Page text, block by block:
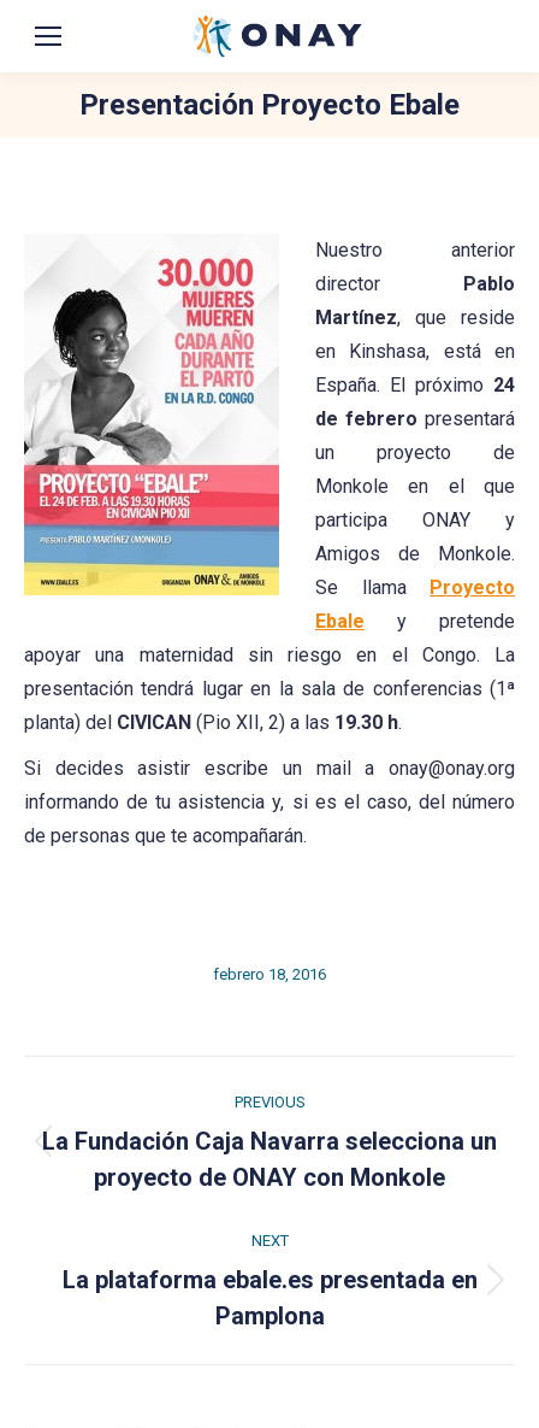
Presentación Proyecto Ebale
Nuestro anterior
director Pablo
Martínez, que reside
en Kinshasa, está en
España. El próximo 24
de febrero presentará
un proyecto de
Monkole en el que
participa ONAY y
Amigos de Monkole.
Se llama Proyecto
Ebale y pretende
apoyar una maternidad sin riesgo en el Congo. La
presentación tendrá lugar en la sala de conferencias (1ª
planta) del CIVICAN (Pio XII, 2) a las 19.30 h.
Si decides asistir escribe un mail a onay@onay.org
informando de tu asistencia y, si es el caso, del número
de personas que te acompañarán.
febrero 18, 2016
navigation
PREVIOUS
Previous
post:
La Fundación Caja Navarra selecciona un
proyecto de ONAY con Monkole
NEXT
Next
post:
La plataforma ebale.es presentada en
Pamplona